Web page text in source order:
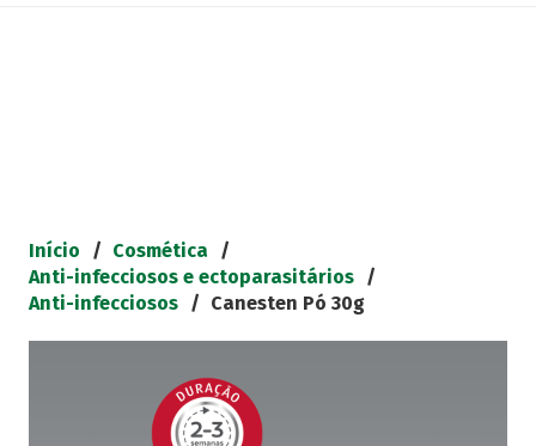
Início / Cosmética
/
Anti-infecciosos e ectoparasitários /
Anti-infecciosos / Canesten Pó 30g